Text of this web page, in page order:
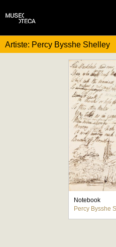
Artiste: Percy Bysshe Shelley
Notebook
Percy Bysshe